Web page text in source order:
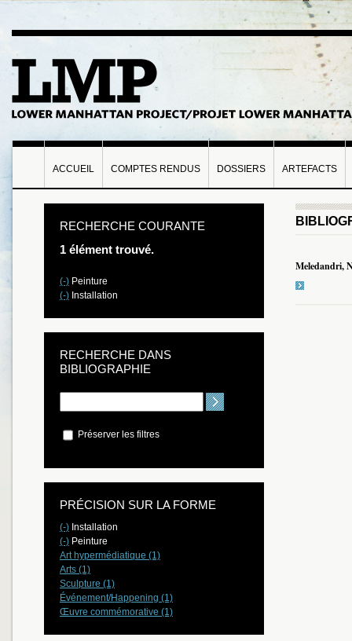
ACCUEIL COMPTES RENDUS DOSSIERS ARTEFACTS
Meledandri,
RECHERCHE COURANTE
1 élément trouvé.
(-) Peinture
(-) Installation
RECHERCHE DANS
BIBLIOGRAPHIE
Préserver les filtres
PRÉCISION SUR LA FORME
(-) Installation
(-) Peinture
Art hypermédiatique (1)
Arts (1)
Sculpture (1)
Événement/Happening (1)
Œuvre commémorative (1)